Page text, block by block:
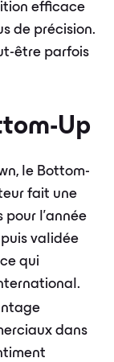
efficace
de précision.
être parfois
Up
le Bottom-
fait une
l’année
puis validée
qui
dans